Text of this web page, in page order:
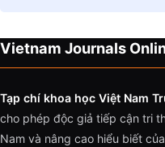
Vietnam Journals
Tạp chí khoa học Việt Nam
cho phép độc giả tiếp cận tri
Nam và nâng cao hiểu biết